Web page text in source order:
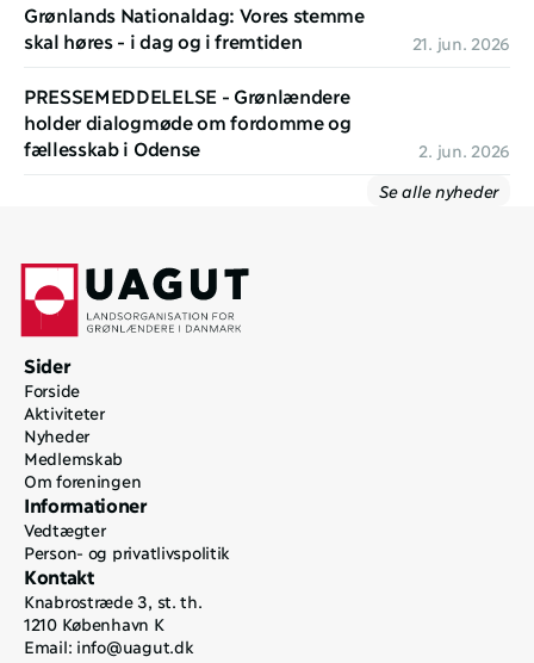
Grønlands Nationaldag: Vores stemme
skal høres - i dag og i fremtiden
21. jun. 2026
PRESSEMEDDELELSE - Grønlændere
holder dialogmøde om fordomme og
fællesskab i Odense
2. jun. 2026
Se alle nyheder
Sider
Forside
Aktiviteter
Nyheder
Medlemskab
Om foreningen
Informationer
Vedtægter
Person- og privatlivspolitik
Kontakt
Knabrostræde 3, st. th.
1210 København K
Email: info@uagut.dk